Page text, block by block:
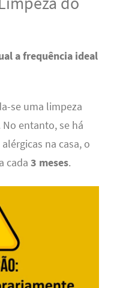
a frequência ideal
se uma limpeza
No entanto, se há
na casa, o
cada 3 meses.